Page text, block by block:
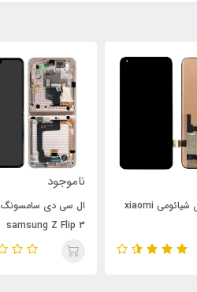
ال سی دی شیائومی xiaomi
ناموجود
ال سی دی سامسونگ
samsung Z Flip 3